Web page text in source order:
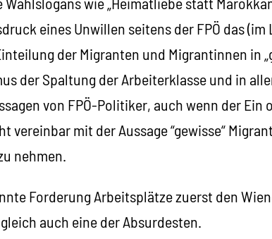
eines Unwillen seitens der FPÖ das
der Migranten und Migrantinnen in
der Spaltung der Arbeiterklasse und in
von FPÖ-Politiker, auch wenn der Ein
mit der Aussage “gewisse“
nehmen.
Forderung Arbeitsplätze zuerst den
auch eine der Absurdesten.